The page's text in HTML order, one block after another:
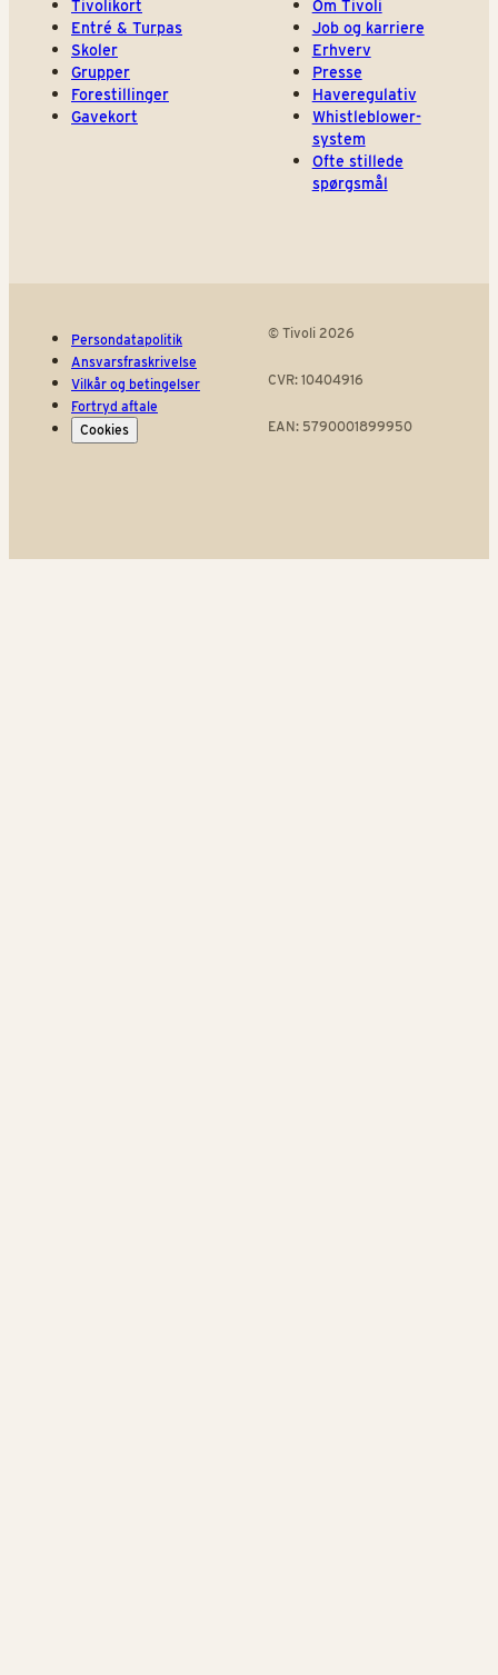
Tivolikort
Entré & Turpas
Skoler
Grupper
Forestillinger
Gavekort
Om Tivoli
Job og karriere
Erhverv
Presse
Haveregulativ
Whistleblower-
system
Ofte stillede
spørgsmål
Persondatapolitik
Ansvarsfraskrivelse
Vilkår og betingelser
Fortryd aftale
Cookies
© Tivoli 2026
CVR: 10404916
EAN: 5790001899950